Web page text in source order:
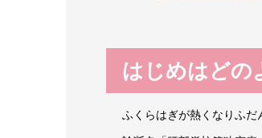
はじめはどの
ふくらはぎが熱くなりふだ